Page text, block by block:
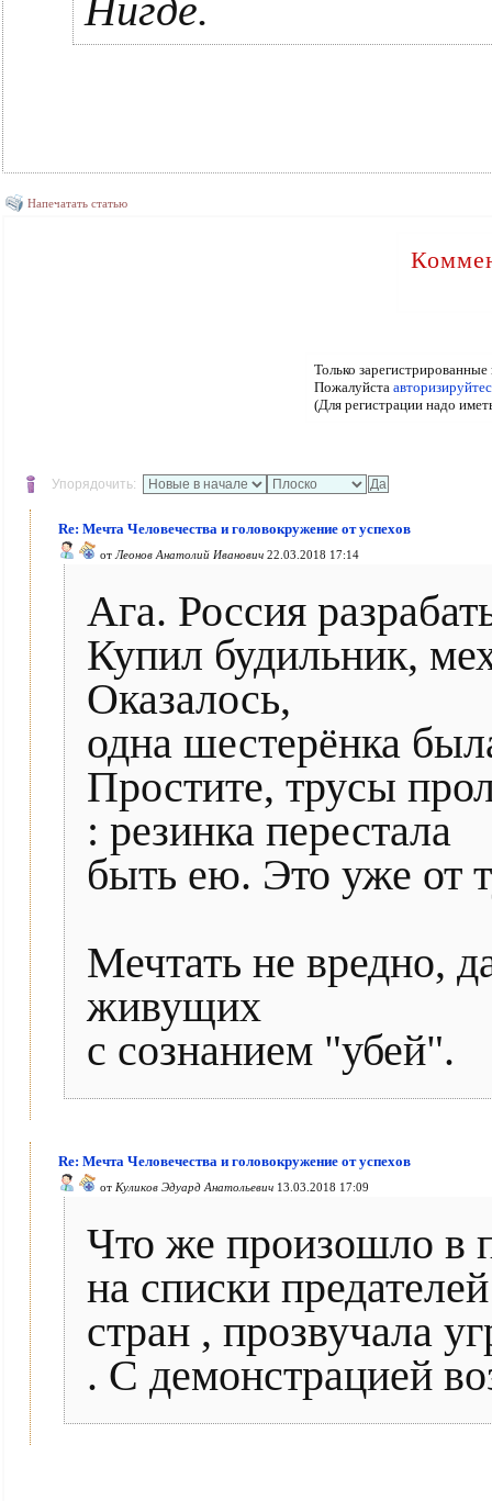
Нигде.
Напечатать статью
Только
Пожалуйста
(Для регистрации надо
Упорядочить:
Re: Мечта Человечества и головокружение от успехов
от Леонов Анатолий Иванович 22.03.2018 17:14
Ага. Россия
Купил будильник,
Оказалось,
одна шестерёнка
Простите, трусы
: резинка перестала
быть ею. Это уже от
Мечтать не вредно,
живущих
с сознанием "убей".
Re: Мечта Человечества и головокружение от успехов
от Куликов Эдуард Анатольевич 13.03.2018 17:09
Что же произошло в
на списки
стран , прозвучала
. С демонстрацией